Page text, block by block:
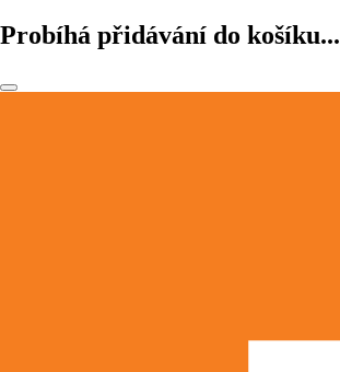
Probíhá přidávání do košíku...